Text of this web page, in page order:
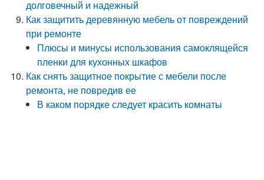
долговечный и надежный
Как защитить деревянную мебель от повреждений
при ремонте
Плюсы и минусы использования самоклящейся
пленки для кухонных шкафов
Как снять защитное покрытие с мебели после
ремонта, не повредив ее
В каком порядке следует красить комнаты